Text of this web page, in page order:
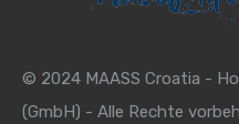
© 2024 MAASS Croatia -
(GmbH) - Alle Rechte